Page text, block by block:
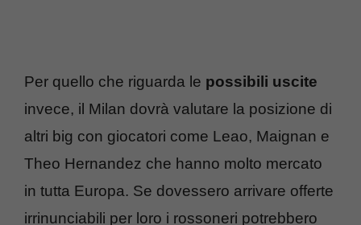
Per quello che riguarda le possibili uscite
invece, il Milan dovrà valutare la posizione di
altri big con giocatori come Leao, Maignan e
Theo Hernandez che hanno molto mercato
in tutta Europa. Se dovessero arrivare offerte
irrinunciabili per loro i rossoneri potrebbero